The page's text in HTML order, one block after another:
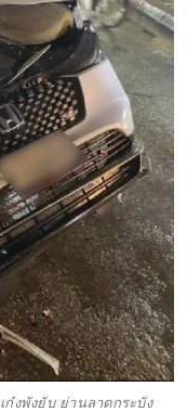
งพังยับ ย่านลาดกระบัง